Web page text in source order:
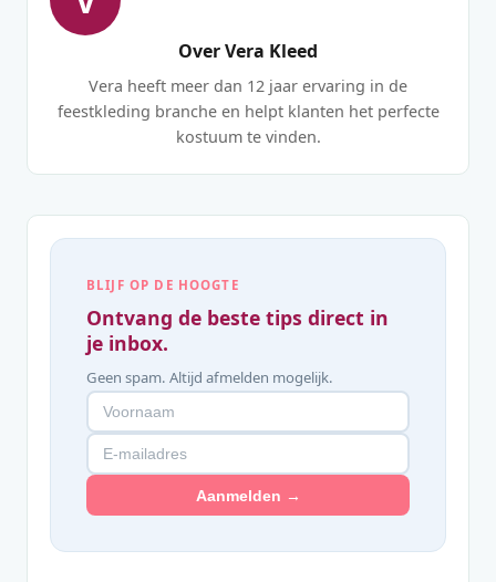
Over Vera Kleed
Vera heeft meer dan 12 jaar ervaring in de
feestkleding branche en helpt klanten het perfecte
kostuum te vinden.
BLIJF OP DE HOOGTE
Ontvang de beste tips direct in
je inbox.
Geen spam. Altijd afmelden mogelijk.
Aanmelden →